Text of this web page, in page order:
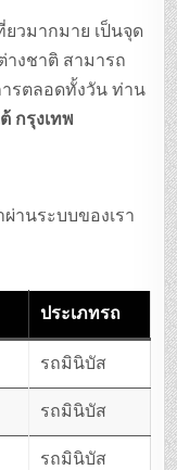
วมากมาย เป็นจุด
างชาติ สามารถ
ารตลอดทั้งวัน ท่าน
กรุงเทพ
านระบบของเรา
ประเภทรถ
รถมินิบัส
รถมินิบัส
รถมินิบัส